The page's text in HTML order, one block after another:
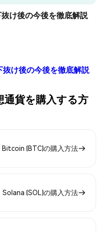
け後の今後を徹底解説
け後の今後を徹底解説
通貨を購入する方
Bitcoin (BTC)の購入方法
Solana (SOL)の購入方法